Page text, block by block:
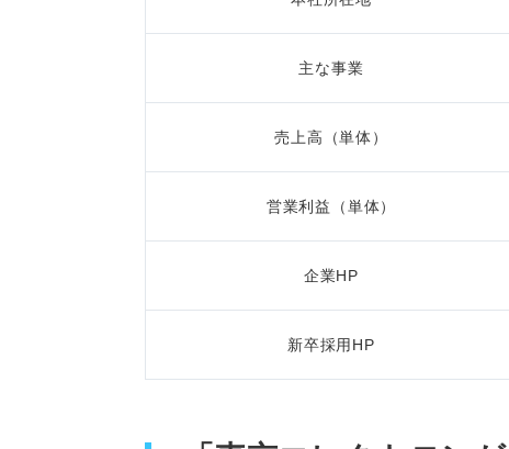
主な事業
売上高（単体）
営業利益（単体）
企業HP
新卒採用HP